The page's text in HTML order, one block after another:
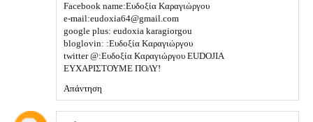
Facebook name:Ευδοξία Καραγιώργου
e-mail:eudoxia64@gmail.com
google plus: eudoxia karagiorgou
bloglovin: :Ευδοξία Καραγιώργου
twitter @:Ευδοξία Καραγιώργου ΕUDOJIA
EΥΧΑΡΙΣΤΟΥΜΕ ΠΟΛΥ!
Απάντηση